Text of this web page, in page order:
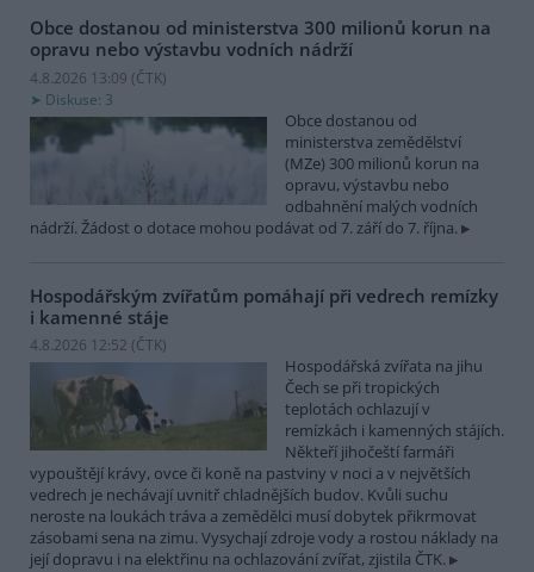
Obce dostanou od ministerstva 300 milionů korun na
opravu nebo výstavbu vodních nádrží
4.8.2026 13:09 (ČTK)
Diskuse: 3
Obce dostanou od
ministerstva zemědělství
(MZe) 300 milionů korun na
opravu, výstavbu nebo
odbahnění malých vodních
nádrží. Žádost o dotace mohou podávat od 7. září do 7. října.
Hospodářským zvířatům pomáhají při vedrech remízky
i kamenné stáje
4.8.2026 12:52 (ČTK)
Hospodářská zvířata na jihu
Čech se při tropických
teplotách ochlazují v
remízkách i kamenných stájích.
Někteří jihočeští farmáři
vypouštějí krávy, ovce či koně na pastviny v noci a v největších
vedrech je nechávají uvnitř chladnějších budov. Kvůli suchu
neroste na loukách tráva a zemědělci musí dobytek přikrmovat
zásobami sena na zimu. Vysychají zdroje vody a rostou náklady na
její dopravu i na elektřinu na ochlazování zvířat, zjistila ČTK.